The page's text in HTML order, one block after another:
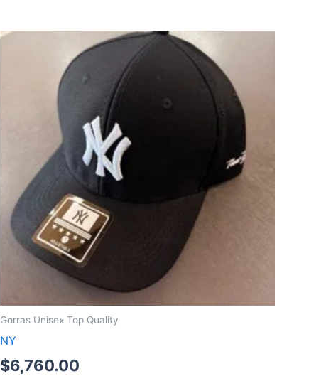
Gorras Unisex Top Quality
NY
$6,760.00